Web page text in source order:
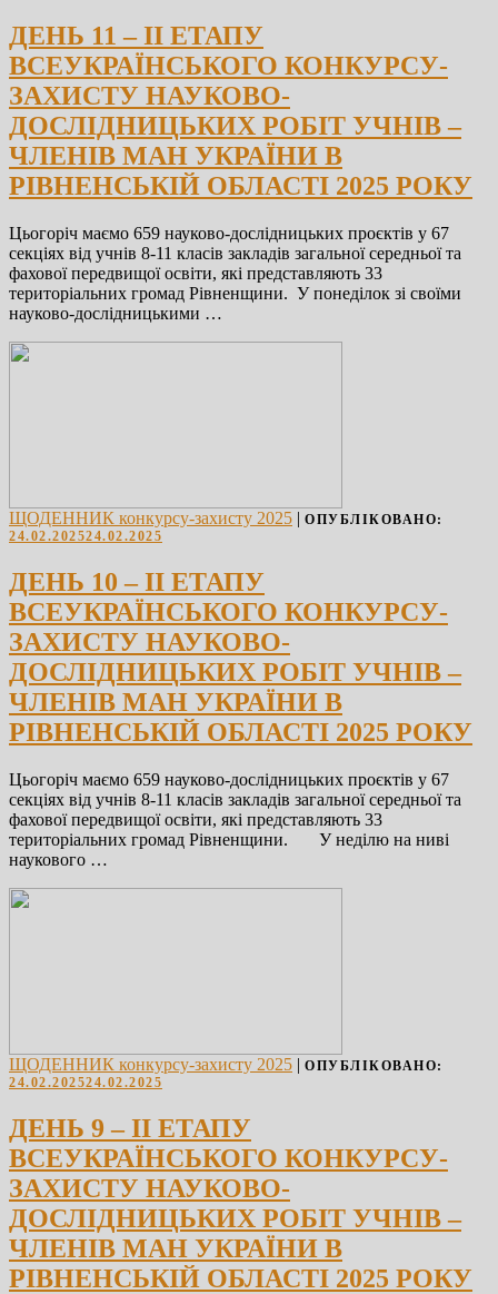
ДЕНЬ 11 – ІІ ЕТАПУ
ВСЕУКРАЇНСЬКОГО КОНКУРСУ-
ЗАХИСТУ НАУКОВО-
ДОСЛІДНИЦЬКИХ РОБІТ УЧНІВ –
ЧЛЕНІВ МАН УКРАЇНИ В
РІВНЕНСЬКІЙ ОБЛАСТІ 2025 РОКУ
Цьогоріч маємо 659 науково-дослідницьких проєктів у 67
секціях від учнів 8-11 класів закладів загальної середньої та
фахової передвищої освіти, які представляють 33
територіальних громад Рівненщини. У понеділок зі своїми
науково-дослідницькими …
ЩОДЕННИК конкурсу-захисту 2025 | ОПУБЛІКОВАНО:
24.02.202524.02.2025
ДЕНЬ 10 – ІІ ЕТАПУ
ВСЕУКРАЇНСЬКОГО КОНКУРСУ-
ЗАХИСТУ НАУКОВО-
ДОСЛІДНИЦЬКИХ РОБІТ УЧНІВ –
ЧЛЕНІВ МАН УКРАЇНИ В
РІВНЕНСЬКІЙ ОБЛАСТІ 2025 РОКУ
Цьогоріч маємо 659 науково-дослідницьких проєктів у 67
секціях від учнів 8-11 класів закладів загальної середньої та
фахової передвищої освіти, які представляють 33
територіальних громад Рівненщини. У неділю на ниві
наукового …
ЩОДЕННИК конкурсу-захисту 2025 | ОПУБЛІКОВАНО:
24.02.202524.02.2025
ДЕНЬ 9 – ІІ ЕТАПУ
ВСЕУКРАЇНСЬКОГО КОНКУРСУ-
ЗАХИСТУ НАУКОВО-
ДОСЛІДНИЦЬКИХ РОБІТ УЧНІВ –
ЧЛЕНІВ МАН УКРАЇНИ В
РІВНЕНСЬКІЙ ОБЛАСТІ 2025 РОКУ